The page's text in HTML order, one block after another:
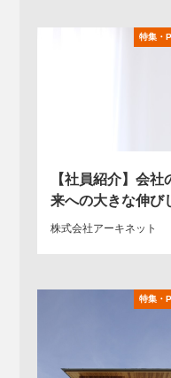
【社員紹介】会
来への大きな伸び
株式会社アーキネット